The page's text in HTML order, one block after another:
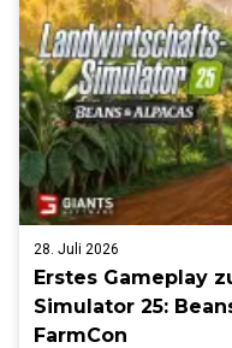
28. Juli 2026
Erstes Gameplay
Simulator 25:
FarmCon